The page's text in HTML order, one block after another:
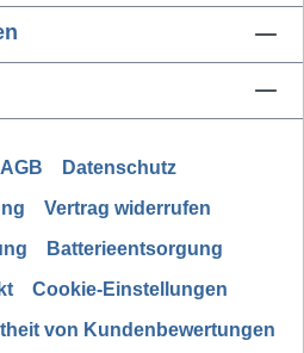
AGB
Datenschutz
Vertrag widerrufen
Batterieentsorgung
Cookie-Einstellungen
von Kundenbewertungen